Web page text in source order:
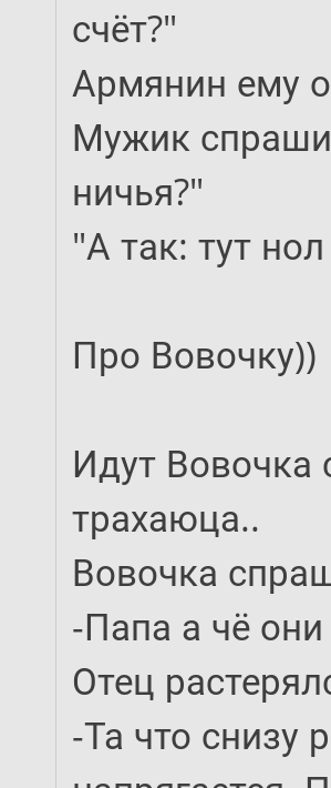
счёт?"
Армянин ему
Мужик
ничья?"
"А так: тут
Про Вовочку))
Идут Вовочка
трахаюца..
Вовочка
-Папа а чё
Отец
-Та что снизу